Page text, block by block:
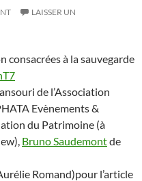
LAISSER UN
consacrées à la sauvegarde
de l’Association
Evènements &
du Patrimoine (à
Bruno Saudemontde
Romand)pour l’article